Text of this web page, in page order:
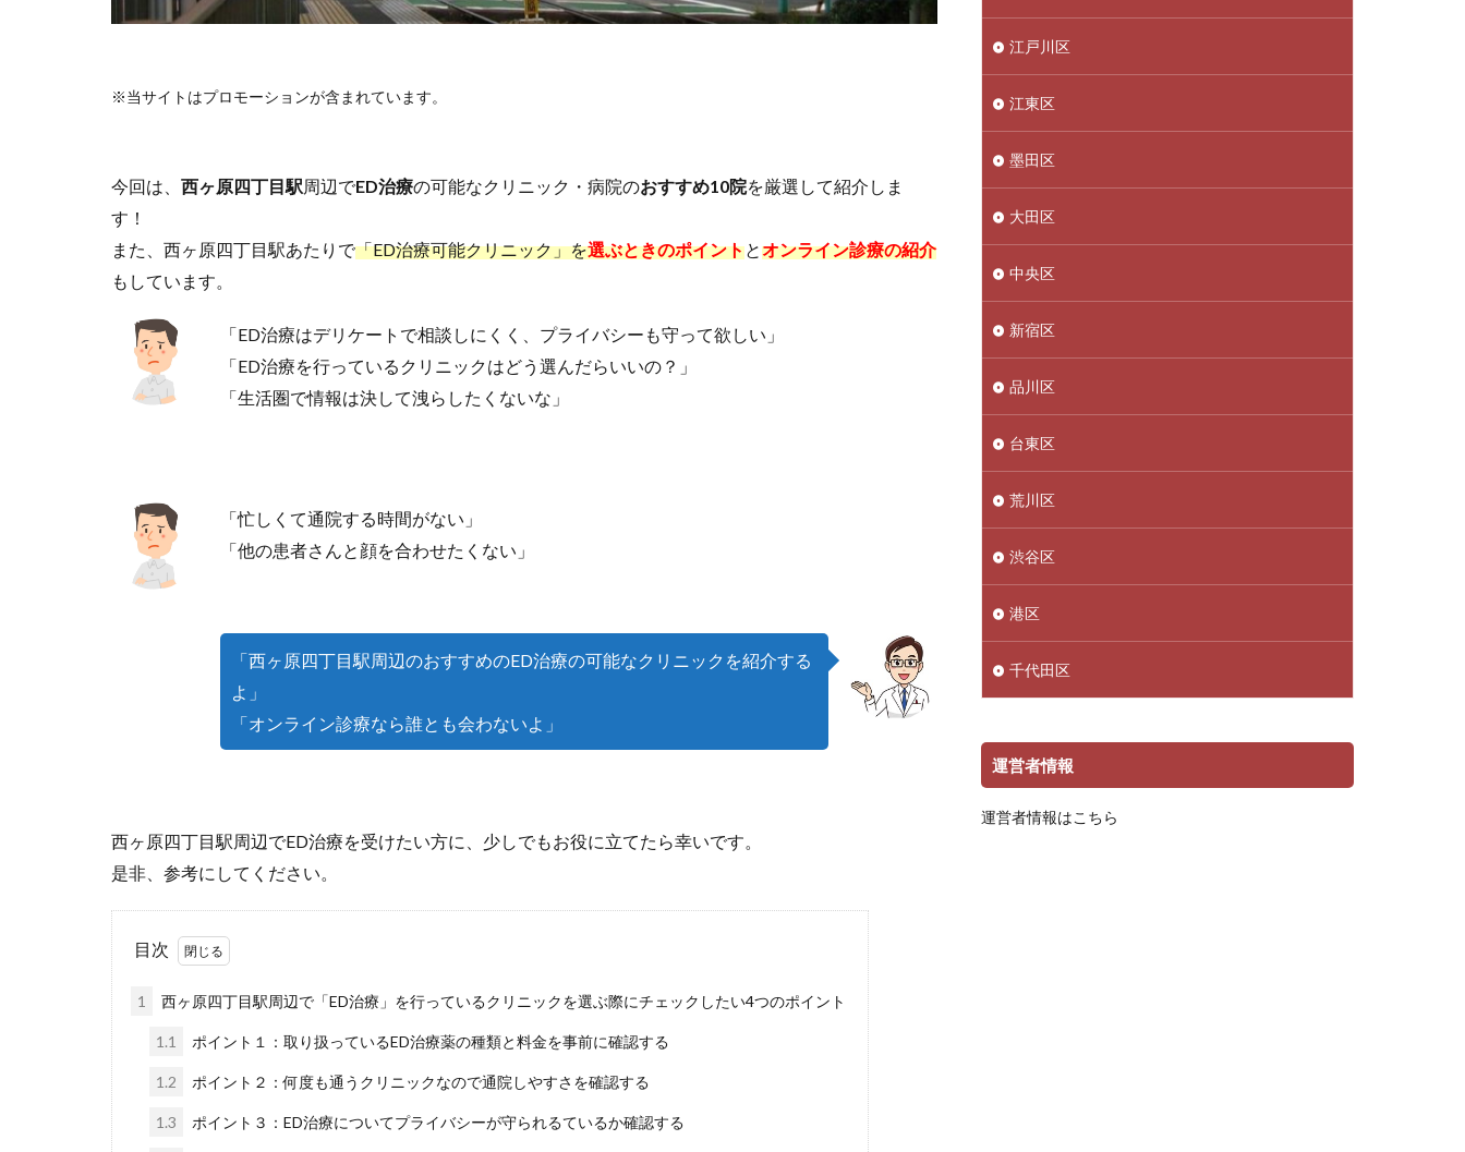
※当サイトはプロモーションが含まれています。
今回は、 西ヶ原四丁目駅周辺でED治療の可能なクリニック・病院のおすすめ10院を厳選して紹介しま
す！
また、西ヶ原四丁目駅あたりで「ED治療可能クリニック」を選ぶときのポイントとオンライン診療の紹介
もしています。
「ED治療はデリケートで相談しにくく、プライバシーも守って欲しい」
「ED治療を行っているクリニックはどう選んだらいいの？」
「生活圏で情報は決して洩らしたくないな」
「忙しくて通院する時間がない」
「他の患者さんと顔を合わせたくない」
「西ヶ原四丁目駅周辺のおすすめのED治療の可能なクリニックを紹介する
よ」
「オンライン診療なら誰とも会わないよ」
西ヶ原四丁目駅周辺でED治療を受けたい方に、少しでもお役に立てたら幸いです。
是非、参考にしてください。
目次
1 西ヶ原四丁目駅周辺で「ED治療」を行っているクリニックを選ぶ際にチェックしたい4つのポイント
1.1 ポイント１：取り扱っているED治療薬の種類と料金を事前に確認する
1.2 ポイント２：何度も通うクリニックなので通院しやすさを確認する
1.3 ポイント３：ED治療についてプライバシーが守られるているか確認する
江戸川区
江東区
墨田区
大田区
中央区
新宿区
品川区
台東区
荒川区
渋谷区
港区
千代田区
運営者情報
運営者情報はこちら